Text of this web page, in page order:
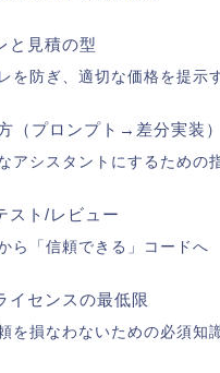
と見積の型
を防ぎ、適切な価格を提示
（プロンプト→差分実装）
アシスタントにするための
スト/レビュー
ら「信頼できる」コードへ
イセンスの最低限
を損なわないための必須知